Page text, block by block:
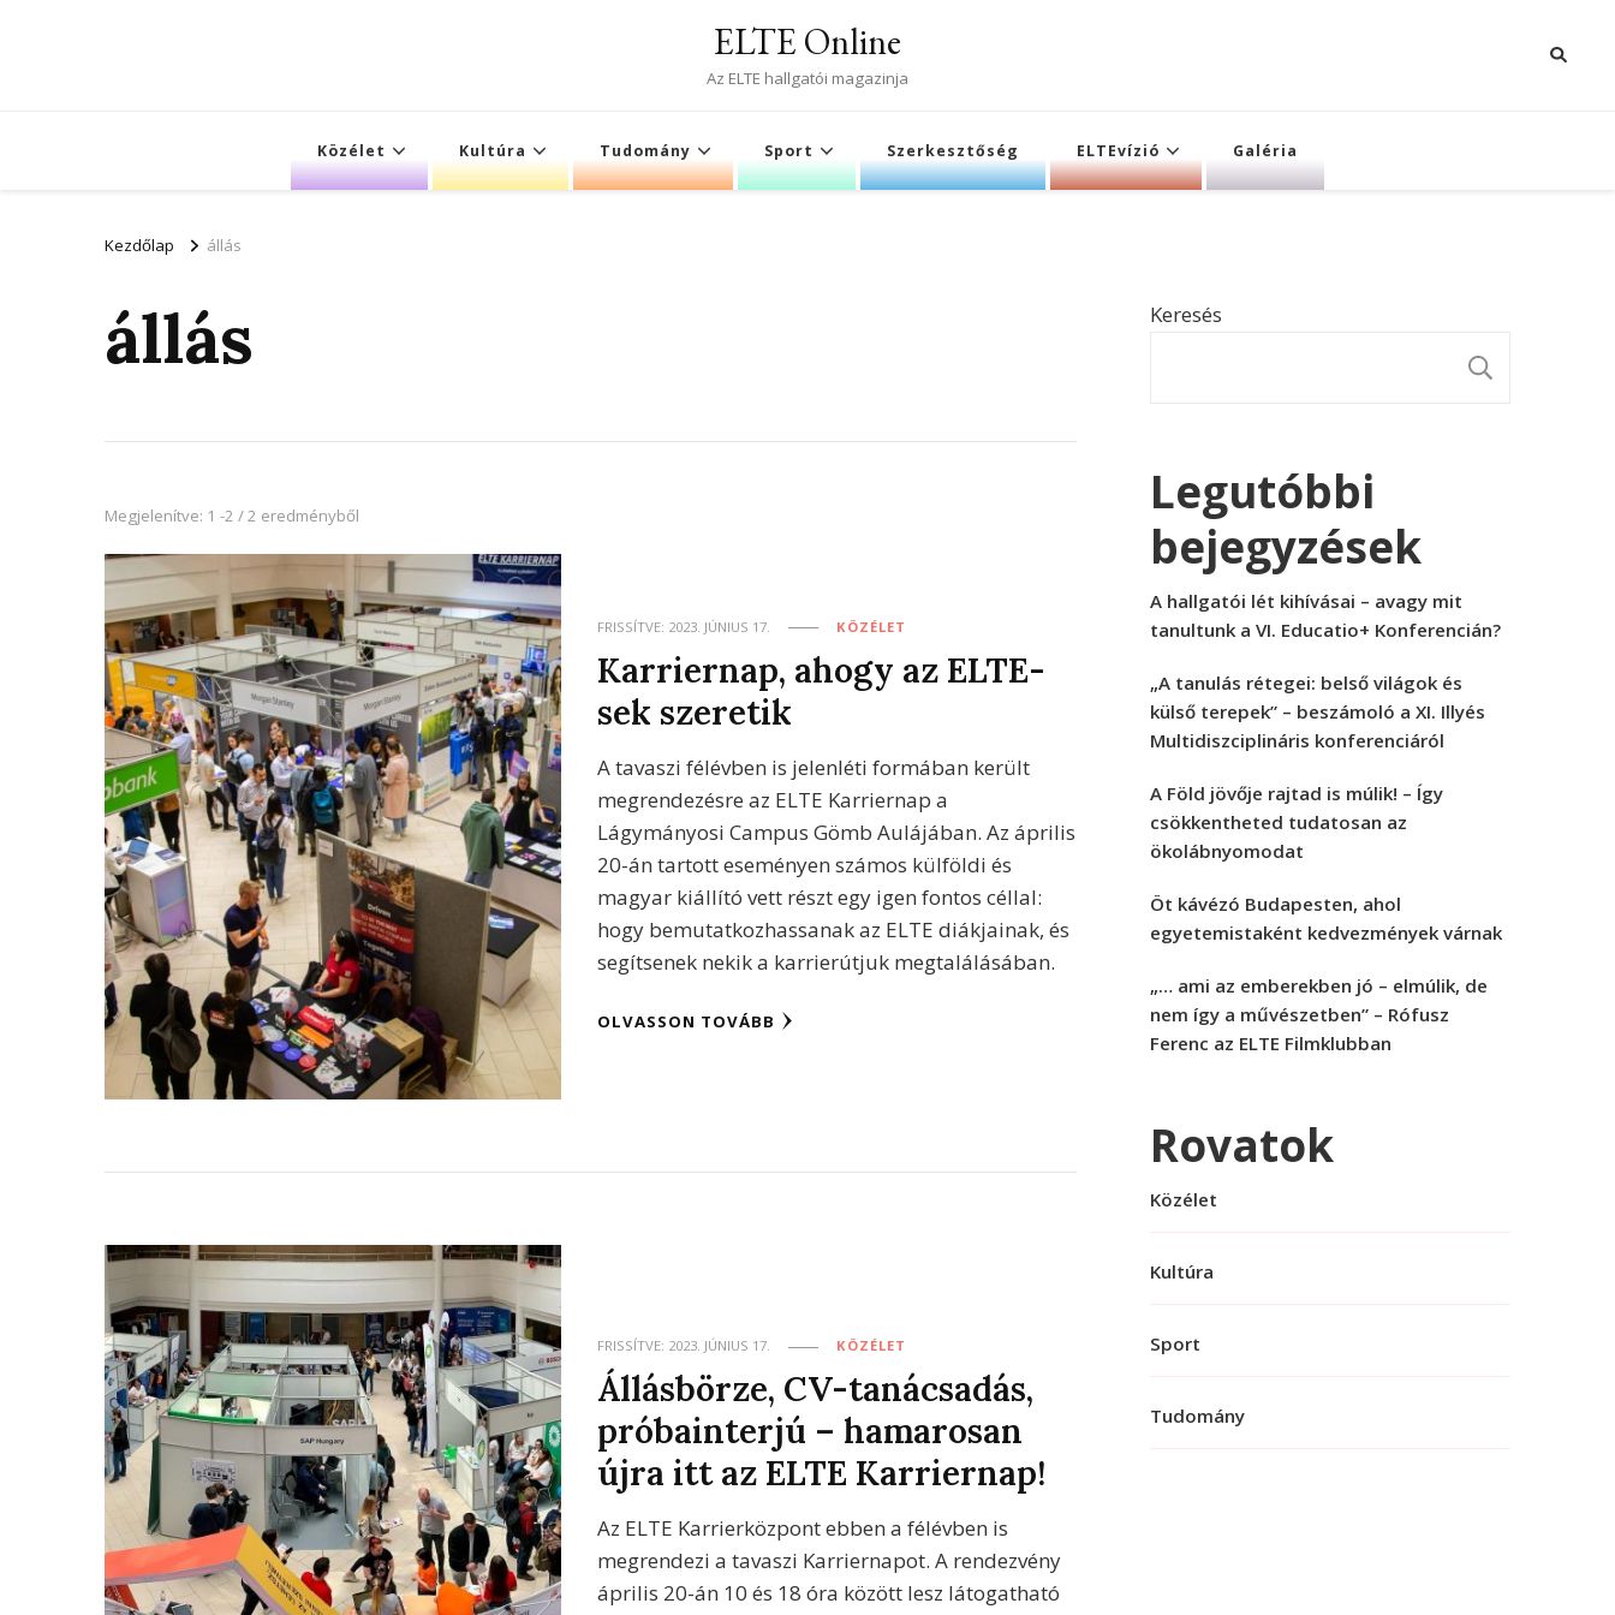
ELTE Online
Az ELTE hallgatói magazinja
Közélet Kultúra Tudomány Sport Szerkesztőség ELTEvízió Galéria
Kezdőlap állás
állás
Megjelenítve: 1 -2 / 2 eredményből
FRISSÍTVE: 2023. JÚNIUS 17. KÖZÉLET
Karriernap, ahogy az ELTE-
sek szeretik
A tavaszi félévben is jelenléti formában került
megrendezésre az ELTE Karriernap a
Lágymányosi Campus Gömb Aulájában. Az április
20-án tartott eseményen számos külföldi és
magyar kiállító vett részt egy igen fontos céllal:
hogy bemutatkozhassanak az ELTE diákjainak, és
segítsenek nekik a karrierútjuk megtalálásában.
OLVASSON TOVÁBB
FRISSÍTVE: 2023. JÚNIUS 17. KÖZÉLET
Állásbörze, CV-tanácsadás,
próbainterjú – hamarosan
újra itt az ELTE Karriernap!
Az ELTE Karrierközpont ebben a félévben is
megrendezi a tavaszi Karriernapot. A rendezvény
április 20-án 10 és 18 óra között lesz látogatható
Keresés
Legutóbbi
bejegyzések
A hallgatói lét kihívásai – avagy mit
tanultunk a VI. Educatio+ Konferencián?
„A tanulás rétegei: belső világok és
külső terepek” – beszámoló a XI. Illyés
Multidiszciplináris konferenciáról
A Föld jövője rajtad is múlik! – Így
csökkentheted tudatosan az
ökolábnyomodat
Öt kávézó Budapesten, ahol
egyetemistaként kedvezmények várnak
„… ami az emberekben jó – elmúlik, de
nem így a művészetben” – Rófusz
Ferenc az ELTE Filmklubban
Rovatok
Közélet
Kultúra
Sport
Tudomány